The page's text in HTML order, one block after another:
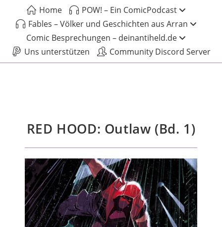
Home
POW! – Ein ComicPodcast
Fables – Völker und Geschichten aus Arran
Comic Besprechungen – deinantiheld.de
Uns unterstützen
Community Discord Server
RED HOOD: Outlaw (Bd. 1)